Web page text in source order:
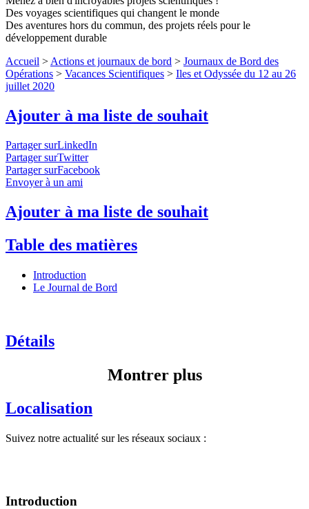
Des voyages scientifiques qui changent le monde
Des aventures hors du commun, des projets réels pour le
développement durable
Accueil > Actions et journaux de bord > Journaux de Bord des
Opérations > Vacances Scientifiques > Iles et Odyssée du 12 au 26
juillet 2020
Ajouter à ma liste de souhait
Partager surLinkedIn
Partager surTwitter
Partager surFacebook
Envoyer à un ami
Ajouter à ma liste de souhait
Table des matières
Introduction
Le Journal de Bord
Détails
Montrer plus
Localisation
Suivez notre actualité sur les réseaux sociaux :
Introduction